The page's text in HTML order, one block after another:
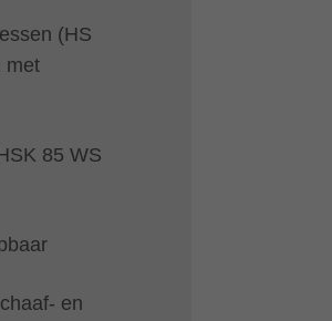
(HS
met
85 WS
en